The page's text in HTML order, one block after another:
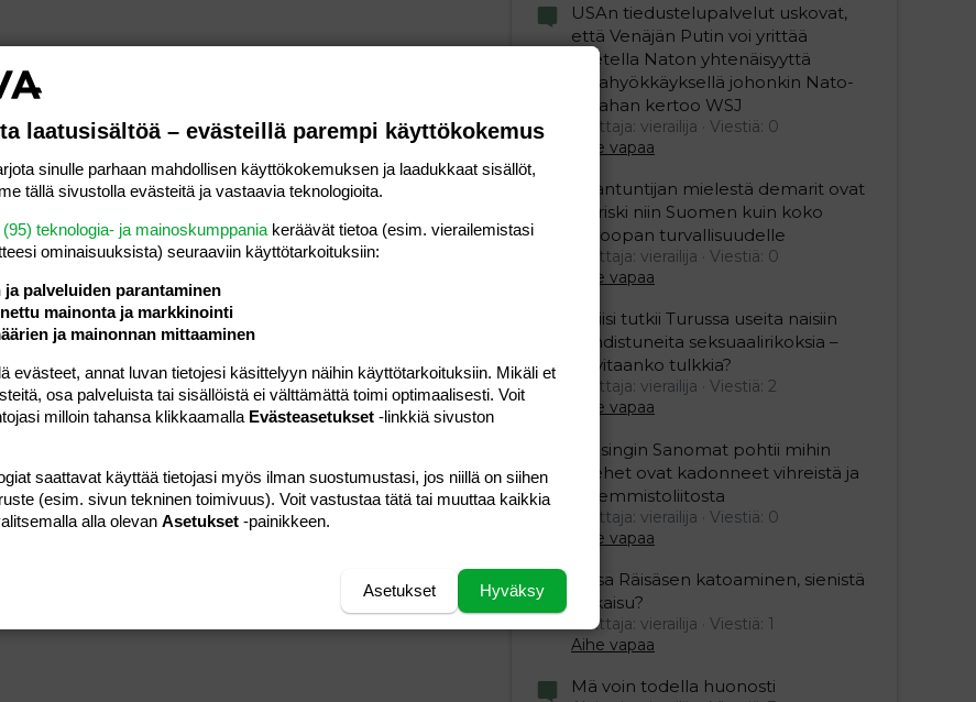
USAn tiedustelupalvelut uskovat,
että Venäjän Putin voi yrittää
koetella Naton yhtenäisyyttä
maahyökkäyksellä johonkin Nato-
maahan kertoo WSJ
Aloittaja: vierailija
Viestiä: 0
Aihe vapaa
Asiantuntijan mielestä demarit ovat
iso riski niin Suomen kuin koko
Euroopan turvallisuudelle
Aloittaja: vierailija
Viestiä: 0
Aihe vapaa
Poliisi tutkii Turussa useita naisiin
kohdistuneita seksuaalirikoksia –
tarvitaanko tulkkia?
Aloittaja: vierailija
Viestiä: 2
Aihe vapaa
Helsingin Sanomat pohtii mihin
miehet ovat kadonneet vihreistä ja
vasemmistoliitosta
Aloittaja: vierailija
Viestiä: 0
Aihe vapaa
Raisa Räisäsen katoaminen, sienistä
ratkaisu?
Aloittaja: vierailija
Viestiä: 1
Aihe vapaa
Mä voin todella huonosti
laatusisältöä – evästeillä parempi käyttökokemus
sinulle parhaan mahdollisen käyttökokemuksen ja laadukkaat sisällöt,
tällä sivustolla evästeitä ja vastaavia teknologioita.
(95) teknologia- ja mainoskumppania keräävät tietoa (esim. vierailemis­tasi
ominaisuuk­sista) seuraaviin käyttötarkoituksiin:
ja palveluiden parantaminen
mainonta ja markkinointi
ja mainonnan mittaaminen
evästeet, annat luvan tietojesi käsittelyyn näihin käyttötarkoituksiin. Mikäli et
osa palveluista tai sisällöistä ei välttämättä toimi optimaalisesti. Voit
milloin tahansa klikkaamalla Evästeasetukset -linkkiä sivuston
saattavat käyttää tietojasi myös ilman suostumustasi, jos niillä on siihen
(esim. sivun tekninen toimivuus). Voit vastustaa tätä tai muuttaa kaikkia
alla olevan Asetukset -painikkeen.
Hyväksy
Asetukset